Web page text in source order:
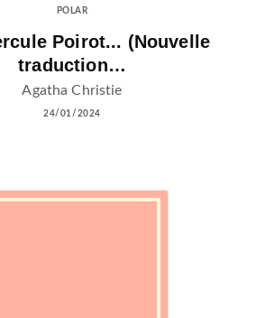
POLAR
Poirot... (Nouvelle
traduction…
Agatha Christie
24/01/2024